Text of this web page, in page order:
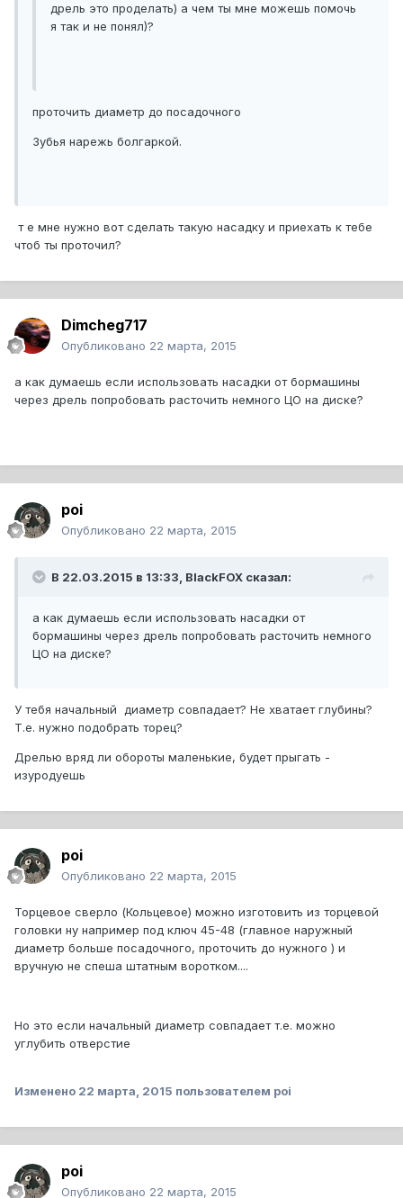
дрель это проделать) а чем ты мне можешь помочь
я так и не понял)?
проточить диаметр до посадочного
Зубья нарежь болгаркой.
т е мне нужно вот сделать такую насадку и приехать к тебе
чтоб ты проточил?
Dimcheg717
Опубликовано 22 марта, 2015
а как думаешь если использовать насадки от бормашины
через дрель попробовать расточить немного ЦО на диске?
poi
Опубликовано 22 марта, 2015
В 22.03.2015 в 13:33, BlackFOX сказал:
а как думаешь если использовать насадки от
бормашины через дрель попробовать расточить немного
ЦО на диске?
У тебя начальный диаметр совпадает? Не хватает глубины?
Т.е. нужно подобрать торец?
Дрелью вряд ли обороты маленькие, будет прыгать -
изуродуешь
poi
Опубликовано 22 марта, 2015
Торцевое сверло (Кольцевое) можно изготовить из торцевой
головки ну например под ключ 45-48 (главное наружный
диаметр больше посадочного, проточить до нужного ) и
вручную не спеша штатным воротком....
Но это если начальный диаметр совпадает т.е. можно
углубить отверстие
Изменено 22 марта, 2015 пользователем poi
poi
Опубликовано 22 марта, 2015